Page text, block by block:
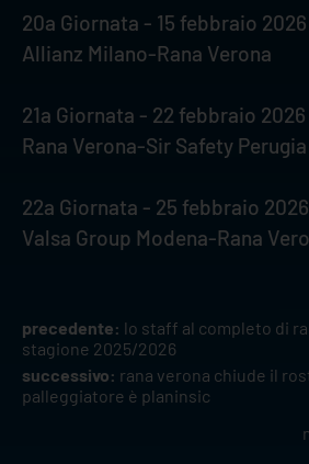
20a Giornata - 15 febbraio 2026
Allianz Milano-Rana Verona
21a Giornata - 22 febbraio 2026
Rana Verona-Sir Safety Perugia
22a Giornata - 25 febbraio 2026
Valsa Group Modena-Rana
precedente: lo staff al completo di
stagione 2025/2026
successivo: rana verona chiude il
palleggiatore è planinsic